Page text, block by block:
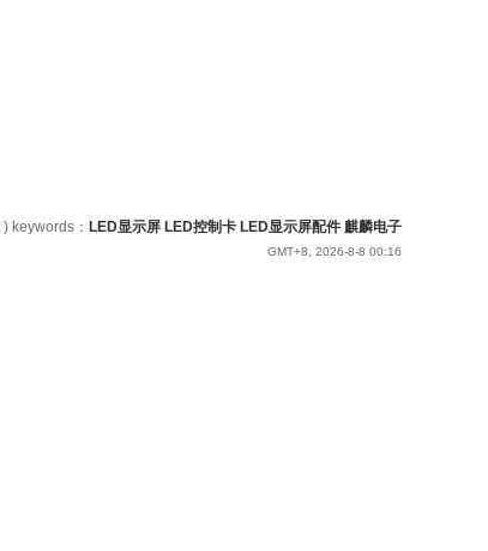
) keywords： LED显示屏 LED控制卡 LED显示屏配件 麒麟电子
GMT+8, 2026-8-8 00:16